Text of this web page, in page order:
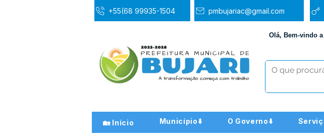
+55(68 99935-1504 pmbujariac@gmail.com
Olá, Bem-vindo
🏡 Início Município⬇️ O Governo⬇️